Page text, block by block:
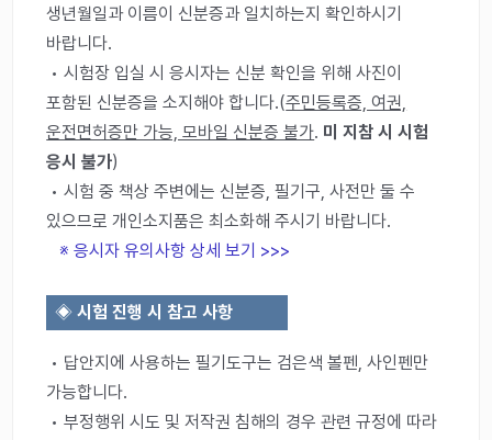
생년월일과 이름이 신분증과 일치하는지 확인하시기
바랍니다.
• 시험장 입실 시 응시자는 신분 확인을 위해 사진이
포함된 신분증을 소지해야 합니다.(주민등록증, 여권,
운전면허증만 가능, 모바일 신분증 불가. 미 지참 시 시험
응시 불가)
• 시험 중 책상 주변에는 신분증, 필기구, 사전만 둘 수
있으므로 개인소지품은 최소화해 주시기 바랍니다.
※ 응시자 유의사항 상세 보기 >>>
◈시험 진행 시 참고 사항
• 답안지에 사용하는 필기도구는 검은색 볼펜, 사인펜만
가능합니다.
• 부정행위 시도 및 저작권 침해의 경우 관련 규정에 따라